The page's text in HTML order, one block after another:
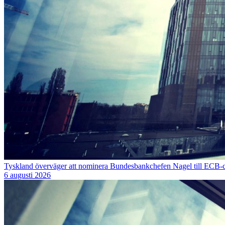
Tyskland överväger att nominera Bundesbankchefen Nagel till ECB-
6 augusti 2026